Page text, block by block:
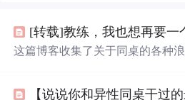
[转载]教练，我也想再要一
这篇博客收集了关于同桌的各种